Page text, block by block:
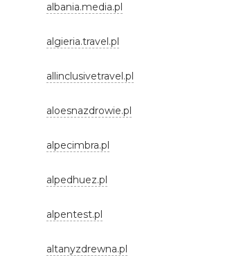
albania.media.pl
algieria.travel.pl
allinclusivetravel.pl
aloesnazdrowie.pl
alpecimbra.pl
alpedhuez.pl
alpentest.pl
altanyzdrewna.pl